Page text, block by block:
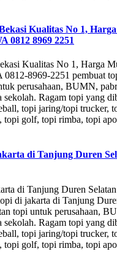
Kualitas No 1,
0812 8969 2251
Kualitas No 1, Harga
0812-8969-2251 pembuat
perusahaan, BUMN,
sekolah. Ragam topi yang
topi jaring/topi trucker,
topi golf, topi rimba, topi
di Tanjung Duren
di Tanjung Duren
di jakarta di Tanjung
topi untuk perusahaan,
sekolah. Ragam topi yang
topi jaring/topi trucker,
topi golf, topi rimba, topi